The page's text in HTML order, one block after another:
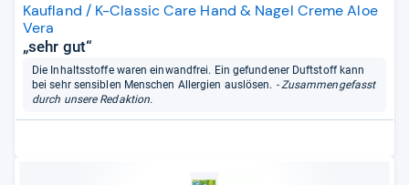
Kaufland / K-Classic Care Hand & Nagel Creme Aloe
Vera
„sehr gut“
Die Inhaltsstoffe waren einwandfrei. Ein gefundener Duftstoff kann
bei sehr sensiblen Menschen Allergien auslösen. - Zusammengefasst
durch unsere Redaktion.